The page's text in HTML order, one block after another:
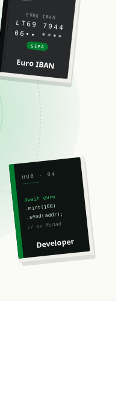
EURO IBAN
LT69 7044
06•• ****
SEPA
Euro IBAN
HUB · 04
await eurw
.mint(100)
.send(addr);
// on Monad
Developer